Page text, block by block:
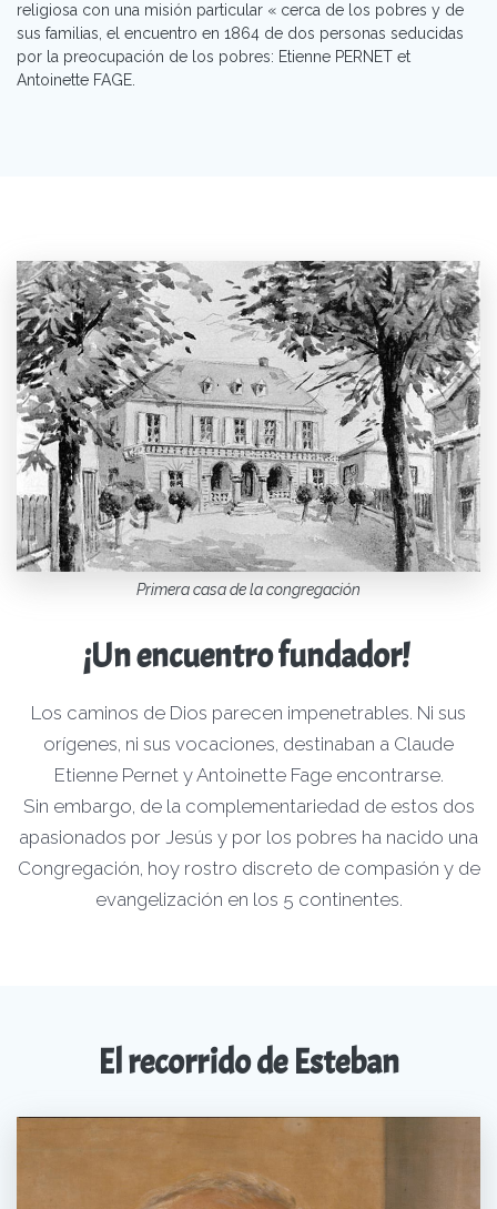
religiosa con una misión particular « cerca de los pobres y de
sus familias, el encuentro en 1864 de dos personas seducidas
por la preocupación de los pobres: Etienne PERNET et
Antoinette FAGE.
Primera casa de la congregación
¡Un encuentro fundador!
Los caminos de Dios parecen impenetrables. Ni sus
orígenes, ni sus vocaciones, destinaban a Claude
Etienne Pernet y Antoinette Fage encontrarse.
Sin embargo, de la complementariedad de estos dos
apasionados por Jesús y por los pobres ha nacido una
Congregación, hoy rostro discreto de compasión y de
evangelización en los 5 continentes.
El recorrido de Esteban